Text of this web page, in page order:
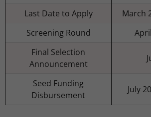
Last Date to Apply
March
Screening Round
Final Selection
Announcement
Seed Funding
Disbursement
July